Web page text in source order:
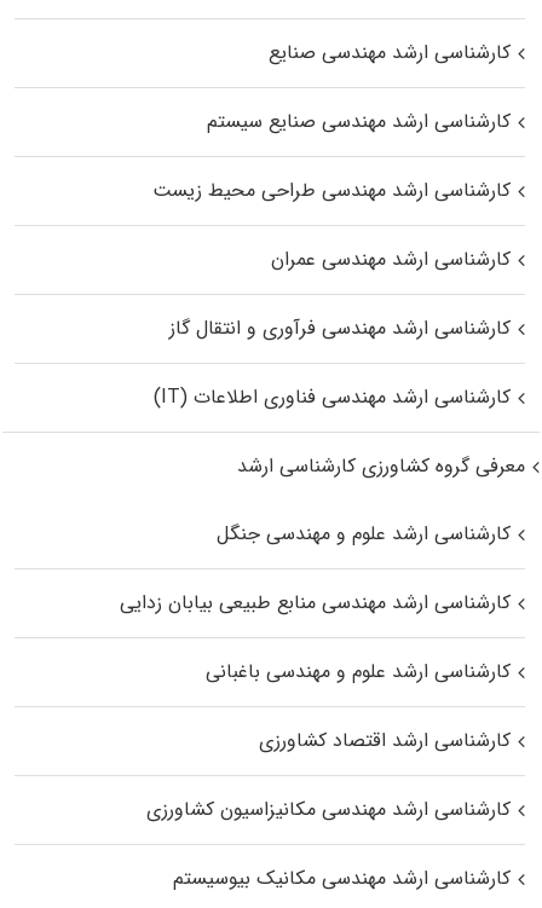
کارشناسی ارشد مهندسی صنایع
کارشناسی ارشد مهندسی صنایع سیستم
کارشناسی ارشد مهندسی طراحی محیط زیست
کارشناسی ارشد مهندسی عمران
کارشناسی ارشد مهندسی فرآوری و انتقال گاز
کارشناسی ارشد مهندسی فناوری اطلاعات (IT)
معرفی گروه کشاورزی کارشناسی ارشد
کارشناسی ارشد علوم و مهندسی جنگل
کارشناسی ارشد مهندسی منابع طبیعی بیابان زدایی
کارشناسی ارشد علوم و مهندسی باغبانی
کارشناسی ارشد اقتصاد کشاورزی
کارشناسی ارشد مهندسی مکانیزاسیون کشاورزی
کارشناسی ارشد مهندسی مکانیک بیوسیستم